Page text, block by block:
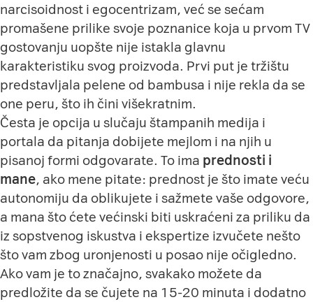
narcisoidnost i egocentrizam, već se sećam
promašene prilike svoje poznanice koja u prvom TV
gostovanju uopšte nije istakla glavnu
karakteristiku svog proizvoda. Prvi put je tržištu
predstavljala pelene od bambusa i nije rekla da se
one peru, što ih čini višekratnim.
Česta je opcija u slučaju štampanih medija i
portala da pitanja dobijete mejlom i na njih u
pisanoj formi odgovarate. To ima prednosti i
mane, ako mene pitate: prednost je što imate veću
autonomiju da oblikujete i sažmete vaše odgovore,
a mana što ćete većinski biti uskraćeni za priliku da
iz sopstvenog iskustva i ekspertize izvučete nešto
što vam zbog uronjenosti u posao nije očigledno.
Ako vam je to značajno, svakako možete da
predložite da se čujete na 15-20 minuta i dodatno